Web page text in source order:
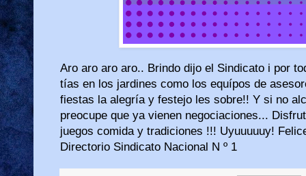
Aro aro aro aro.. Brindo dijo el Sindicato i por
tías en los jardines como los equípos de
fiestas la alegría y festejo les sobre!! Y si no
preocupe que ya vienen negociaciones...
juegos comida y tradiciones !!! Uyuuuuuy!
Directorio Sindicato Nacional N º 1